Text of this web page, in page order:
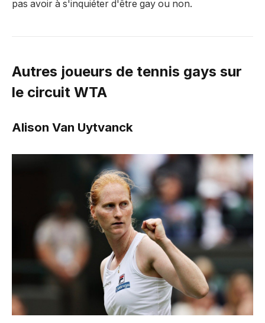
pas avoir à s'inquiéter d'être gay ou non.
Autres joueurs de tennis gays sur
le circuit WTA
Alison Van Uytvanck